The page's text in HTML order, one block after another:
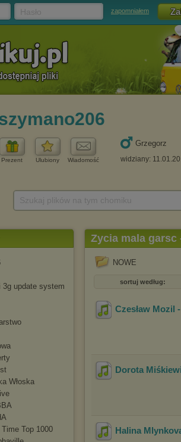
zapomniałem
Prezent Ulubiony Wiadomość
Grzegorz
widziany:
3g update system
Włoska
Top 1000
Zycia mala garsc
NOWE
sortuj według:
Czesław Mozil
Dorota
Halina